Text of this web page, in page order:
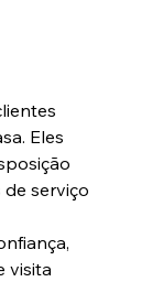
Eles
serviço
visita